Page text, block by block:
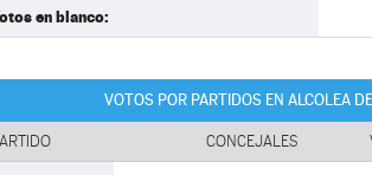
en blanco:
VOTOS POR PARTIDOS EN ALCOLEA
CONCEJALES